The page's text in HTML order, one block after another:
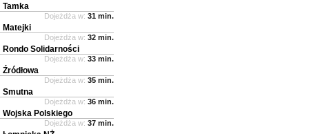
Tamka
Dojeżdża w: 31 min.
Matejki
Dojeżdża w: 32 min.
Rondo Solidarności
Dojeżdża w: 33 min.
Źródłowa
Dojeżdża w: 35 min.
Smutna
Dojeżdża w: 36 min.
Wojska Polskiego
Dojeżdża w: 37 min.